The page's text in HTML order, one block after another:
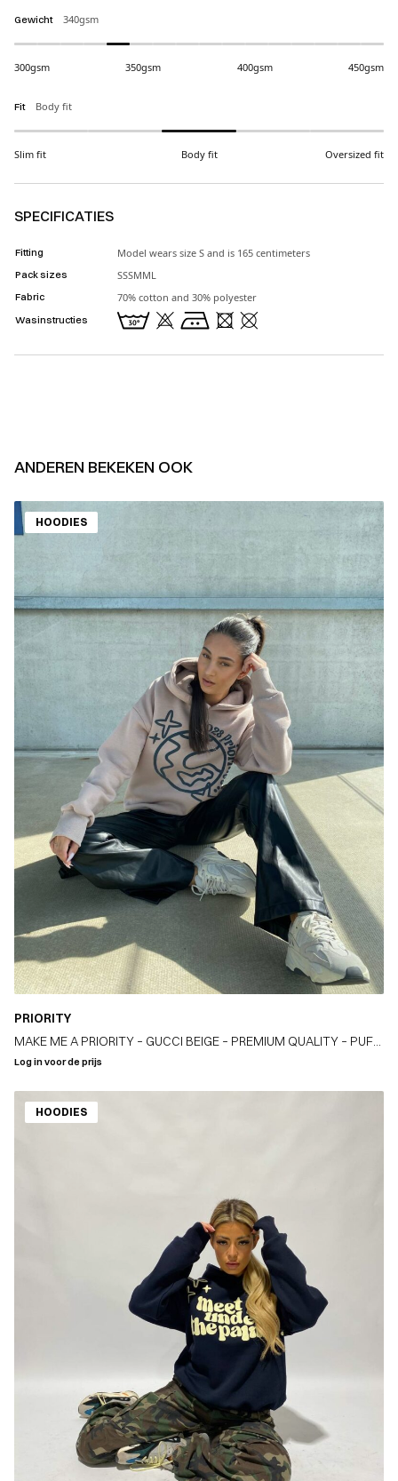
Gewicht 340gsm
300gsm 350gsm 400gsm 450gsm
Fit Body fit
Slim fit Body fit Oversized fit
SPECIFICATIES
Fitting Model wears size S and is 165 centimeters
Pack sizes SSSMML
Fabric 70% cotton and 30% polyester
Wasinstructies
ANDEREN BEKEKEN OOK
HOODIES
PRIORITY
MAKE ME A PRIORITY – GUCCI BEIGE – PREMIUM QUALITY – PUFF
PRINT
Log in voor de prijs
HOODIES